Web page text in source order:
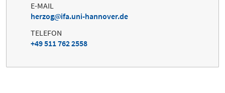
E-MAIL
herzog
ifa.uni-hannover.de
TELEFON
+49 511 762 2558